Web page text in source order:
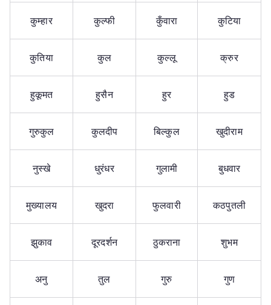
कुम्हार कुल्फी कुँवारा कुटिया
कुतिया कुल कुल्लू क्रुर
हुकूमत हुसैन हुर हुड
गुरुकुल कुलदीप बिल्कुल खुदीराम
नुस्खे धुरंधर गुलामी बुधवार
मुख्यालय खुदरा फुलवारी कठपुतली
झुकाव दूरदर्शन ठुकराना शुभम
अनु तुल गुरु गुण